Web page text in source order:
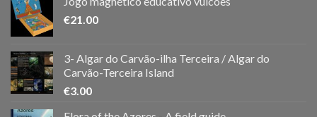
€21.00
3- Algar do Carvão-ilha Terceira / Algar do
Carvão-Terceira Island
€3.00